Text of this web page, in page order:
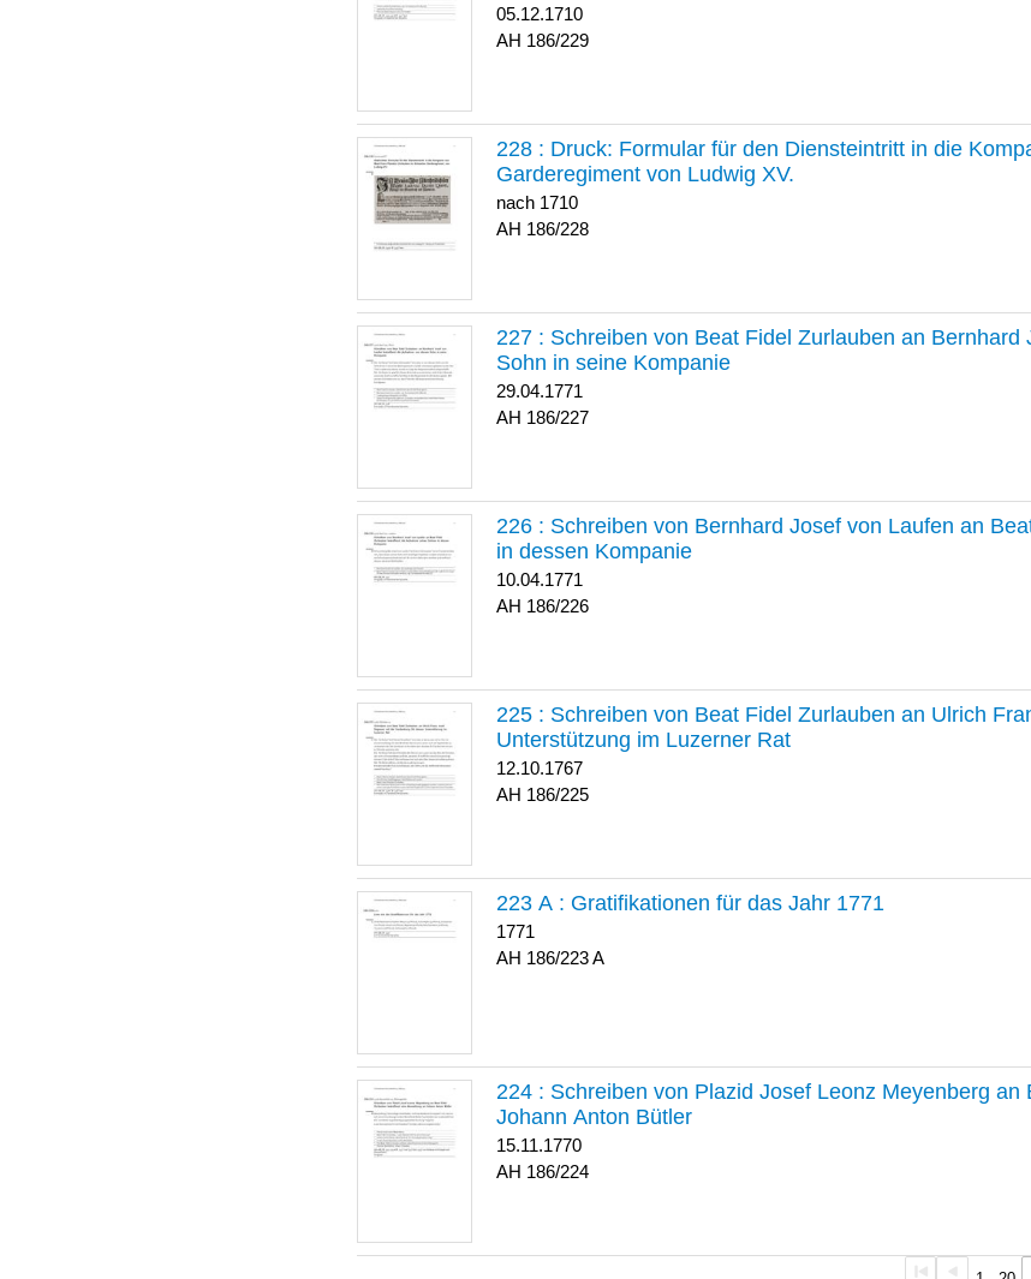
05.12.1710
186/229
228 : Druck: Formular für den Diensteintritt in die
Garderegiment von Ludwig XV.
nach 1710
186/228
227 : Schreiben von Beat Fidel Zurlauben an
Sohn in seine Kompanie
29.04.1771
186/227
226 : Schreiben von Bernhard Josef von Laufen an
in dessen Kompanie
10.04.1771
186/226
225 : Schreiben von Beat Fidel Zurlauben an Ulrich
Unterstützung im Luzerner Rat
12.10.1767
186/225
223 A : Gratifikationen für das Jahr 1771
1771
186/223 A
224 : Schreiben von Plazid Josef Leonz Meyenberg
Johann Anton Bütler
15.11.1770
186/224